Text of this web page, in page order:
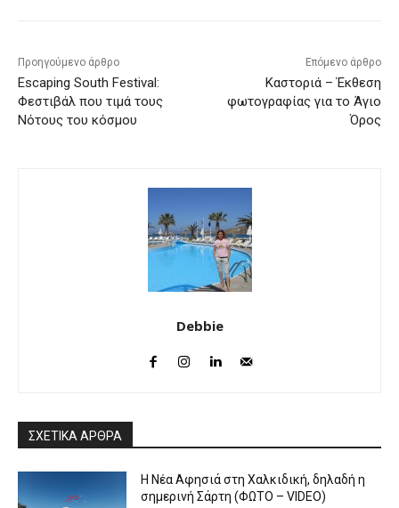
Προηγούμενο άρθρο
Escaping South Festival:
Φεστιβάλ που τιμά τους
Νότους του κόσμου
Επόμενο άρθρο
Καστοριά – Έκθεση
φωτογραφίας για το Άγιο
Όρος
Debbie
ΣΧΕΤΙΚΑ ΑΡΘΡΑ
Η Νέα Αφησιά στη Χαλκιδική, δηλαδή η
σημερινή Σάρτη (ΦΩΤΟ – VIDEO)